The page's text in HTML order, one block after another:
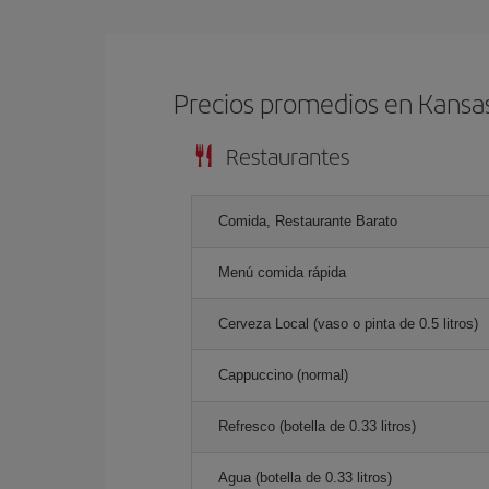
Precios promedios en
Restaurantes
Comida, Restaurante Barato
Menú comida rápida
Cerveza Local (vaso o pinta de 0.5 litros)
Cappuccino (normal)
Refresco (botella de 0.33 litros)
Agua (botella de 0.33 litros)